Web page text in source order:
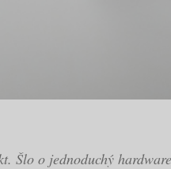
Šlo o jednoduchý